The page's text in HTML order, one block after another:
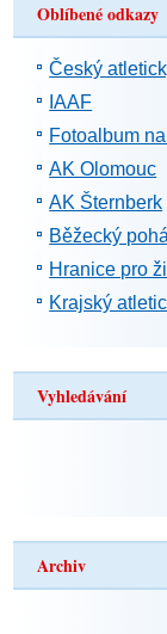
Oblíbené odkazy
Český
IAAF
Fotoalbum
AK Olomouc
AK Šternberk
Běžecký
Hranice pro
Krajský
Vyhledávání
Archiv